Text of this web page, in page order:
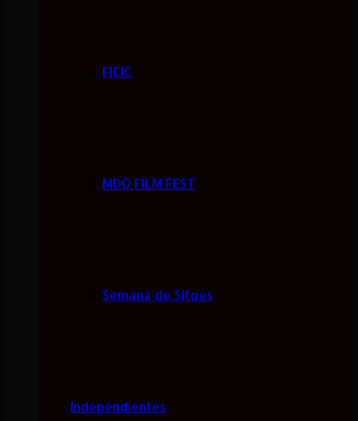
FICIC
MDQ FILM FEST
Semana de Sitges
Independientes